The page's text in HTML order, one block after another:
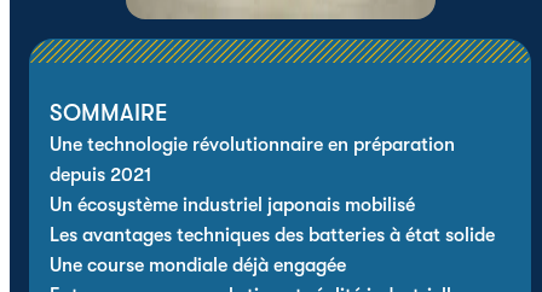
SOMMAIRE
Une technologie révolutionnaire en préparation
depuis 2021
Un écosystème industriel japonais mobilisé
Les avantages techniques des batteries à état solide
Une course mondiale déjà engagée